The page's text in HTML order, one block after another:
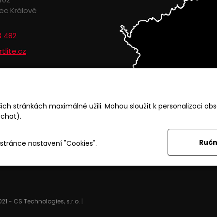
stránkách maximálně užili. Mohou sloužit k personalizaci
nastavení "Cookies".
Králové
482
- CS Technologies, s.r.o. |